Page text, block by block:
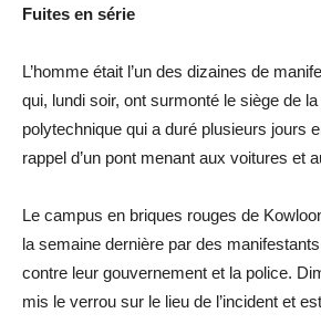
Fuites en série
L’homme était l’un des dizaines de
qui, lundi soir, ont surmonté le siège de
polytechnique qui a duré plusieurs jours
rappel d’un pont menant aux voitures et
Le campus en briques rouges de
la semaine dernière par des
contre leur gouvernement et la police.
mis le verrou sur le lieu de l’incident et